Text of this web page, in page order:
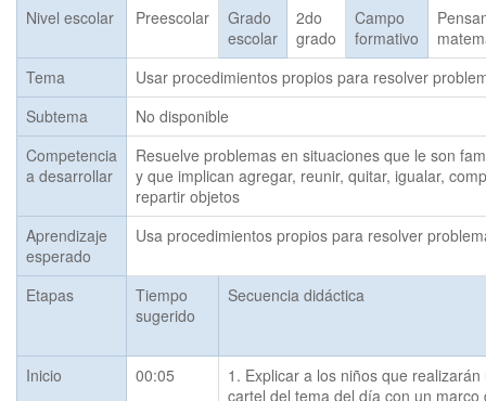
Nivel escolar
Preescolar
Grado
escolar
2do
grado
Campo
formativo
Tema
Usar procedimientos propios para resolver
Subtema
No disponible
Competencia
a desarrollar
Resuelve problemas en situaciones que le son
y que implican agregar, reunir, quitar, igualar,
repartir objetos
Aprendizaje
esperado
Usa procedimientos propios para resolver
Etapas
Tiempo
sugerido
Secuencia didáctica
Inicio 00:05
1. Explicar a los niños que realizarán
cartel del tema del día con un marco